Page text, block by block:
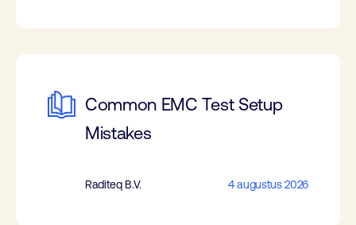
Common EMC Test Setup
Mistakes
Raditeq B.V. 4 augustus 2026